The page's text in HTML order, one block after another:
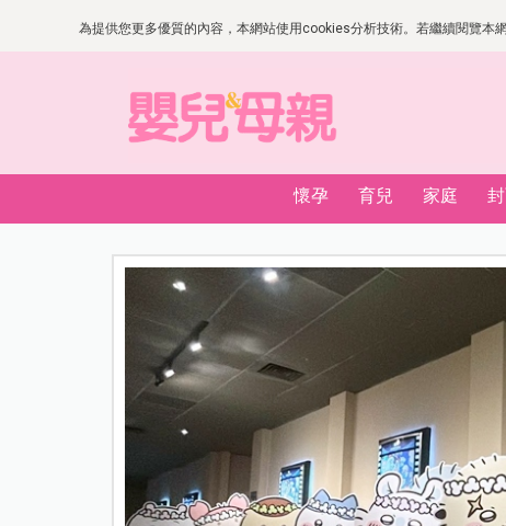
為提供您更多優質的內容，本網站使用cookies分析技術。若繼續閱覽
懷孕 育兒 家庭